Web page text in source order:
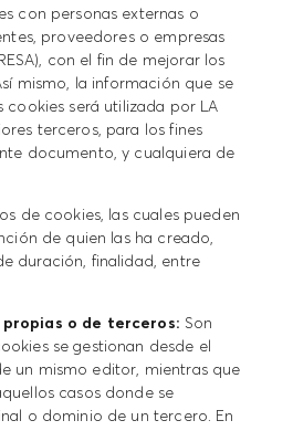
con personas externas o
proveedores o empresas
con el fin de mejorar los
mismo, la información que se
cookies será utilizada por LA
terceros, para los fines
documento, y cualquiera de
de cookies, las cuales pueden
de quien las ha creado,
duración, finalidad, entre
o de terceros: Son
se gestionan desde el
un mismo editor, mientras que
casos donde se
o dominio de un tercero. En